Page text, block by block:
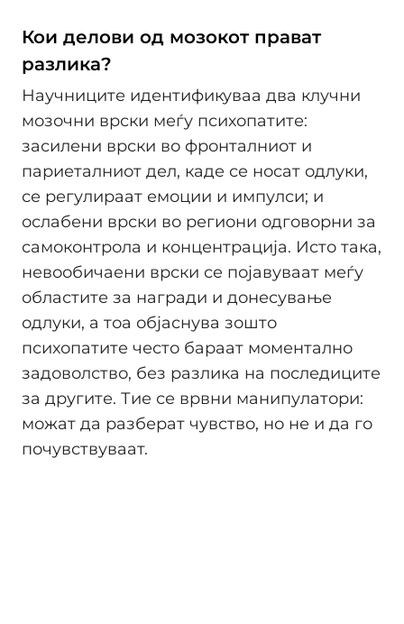
Кои делови од мозокот прават
разлика?
Научниците идентификуваа два клучни
мозочни врски меѓу психопатите:
засилени врски во фронталниот и
париеталниот дел, каде се носат одлуки,
се регулираат емоции и импулси; и
ослабени врски во региони одговорни за
самоконтрола и концентрација. Исто така,
невообичаени врски се појавуваат меѓу
областите за награди и донесување
одлуки, а тоа објаснува зошто
психопатите често бараат моментално
задоволство, без разлика на последиците
за другите. Тие се врвни манипулатори:
можат да разберат чувство, но не и да го
почувствуваат.